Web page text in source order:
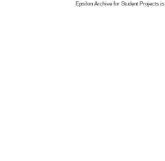
Epsilon Archive for Student Projects is